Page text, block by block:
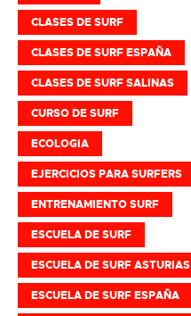
CLASES DE SURF
CLASES DE SURF ESPAÑA
CLASES DE SURF SALINAS
CURSO DE SURF
ECOLOGIA
EJERCICIOS PARA SURFERS
ENTRENAMIENTO SURF
ESCUELA DE SURF
ESCUELA DE SURF ASTURIAS
ESCUELA DE SURF ESPAÑA